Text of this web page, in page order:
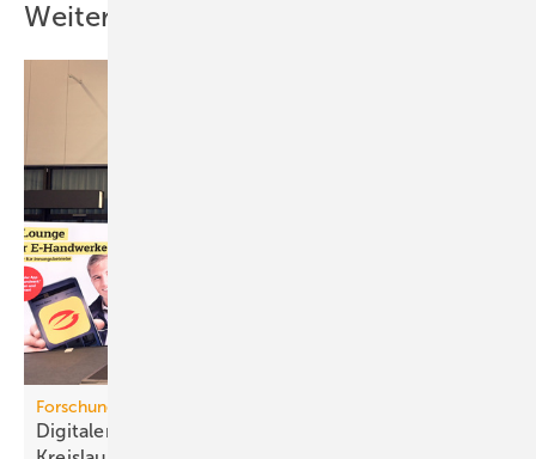
Weitere Inhalte
Forschungsprojekt
Digitaler Pro­dukt­pass für mehr